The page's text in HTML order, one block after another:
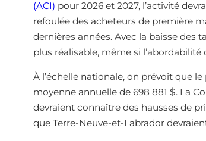
(ACI) pour 2026 et 2027, l’activité
refoulée des acheteurs de première
dernières années. Avec la baisse des
plus réalisable, même si
À l’échelle nationale, on prévoit que
moyenne annuelle de 698 881 $. La
devraient connaître des hausses de
que Terre-Neuve-et-Labrador